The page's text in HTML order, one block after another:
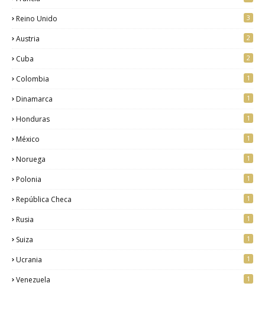
Reino Unido 3
Austria 2
Cuba 2
Colombia 1
Dinamarca 1
Honduras 1
México 1
Noruega 1
Polonia 1
República Checa 1
Rusia 1
Suiza 1
Ucrania 1
Venezuela 1